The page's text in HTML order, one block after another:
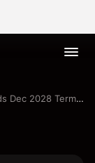
Term Treasury ETF